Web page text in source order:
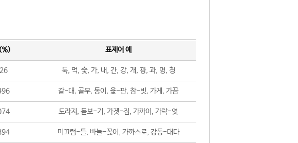
표제어 예
둑, 먹, 숯, 가, 내, 간, 강, 개, 광, 과, 명, 청
갈-대, 골무, 동이, 윷-판, 참-빗, 가게, 가끔
도라지, 돋보-기, 가겟-집, 가까이, 가락-엿
미끄럼-틀, 바늘-꽂이, 가까스로, 강동-대다